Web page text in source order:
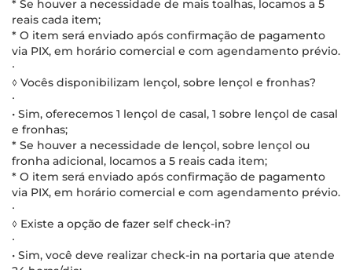
* Se houver a necessidade de mais toalhas, locamos a 5
reais cada item;
* O item será enviado após confirmação de pagamento
via PIX, em horário comercial e com agendamento prévio.
∙
◊ Vocês disponibilizam lençol, sobre lençol e fronhas?
∙
• Sim, oferecemos 1 lençol de casal, 1 sobre lençol de casal
e fronhas;
* Se houver a necessidade de lençol, sobre lençol ou
fronha adicional, locamos a 5 reais cada item;
* O item será enviado após confirmação de pagamento
via PIX, em horário comercial e com agendamento prévio.
∙
◊ Existe a opção de fazer self check-in?
∙
• Sim, você deve realizar check-in na portaria que atende